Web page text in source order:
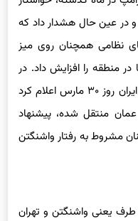
در عین حال هشدار داد که
نظامی همچنان روی میز
منطقه را افزایش داد. در
واکنش، مسعود پزشکیان رئیس‌جمهور ایران روز ۳۰ مارس اعلام کرد
منتقل شده، پیشنهاد
مشروط به رفتار واشنگتن
طرف یعنی واشنگتن و تهران